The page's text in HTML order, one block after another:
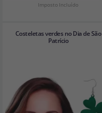
Imposto Incluído
Costeletas verdes no Dia de São
Patrício